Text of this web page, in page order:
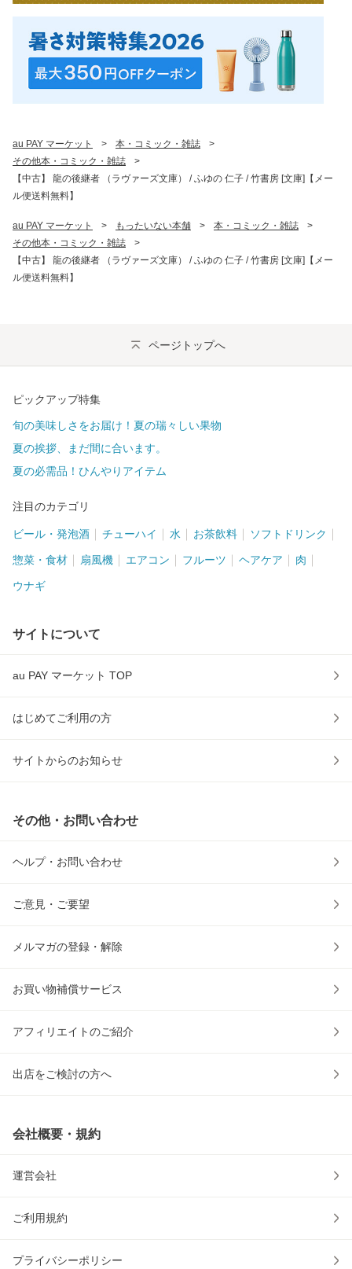
au PAY マーケット > 本・コミック・雑誌
>
その他本・コミック・雑誌
>
【中古】 龍の後継者 （ラヴァーズ文庫） / ふゆの 仁子 / 竹書房 [文庫]【メー
ル便送料無料】
au PAY マーケット > もったいない本舗 > 本・コミック・雑誌
>
その他本・コミック・雑誌
>
【中古】 龍の後継者 （ラヴァーズ文庫） / ふゆの 仁子 / 竹書房 [文庫]【メー
ル便送料無料】
ページトップへ
ピックアップ特集
旬の美味しさをお届け！夏の瑞々しい果物
夏の挨拶、まだ間に合います。
夏の必需品！ひんやりアイテム
注目のカテゴリ
ビール・発泡酒 チューハイ 水 お茶飲料 ソフトドリンク
惣菜・食材 扇風機 エアコン フルーツ ヘアケア 肉
ウナギ
サイトについて
au PAY マーケット TOP
はじめてご利用の方
サイトからのお知らせ
その他・お問い合わせ
ヘルプ・お問い合わせ
ご意見・ご要望
メルマガの登録・解除
お買い物補償サービス
アフィリエイトのご紹介
出店をご検討の方へ
会社概要・規約
運営会社
ご利用規約
プライバシーポリシー